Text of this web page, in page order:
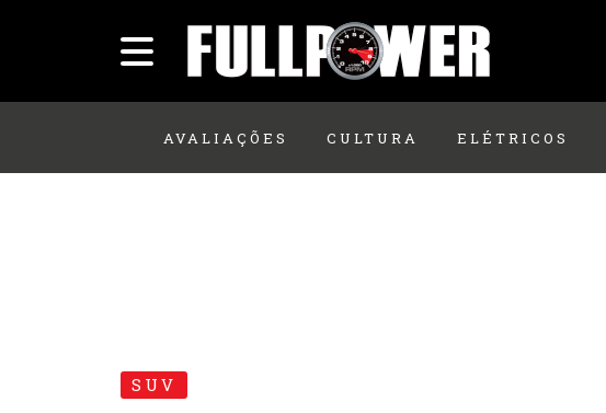
AVALIAÇÕES CULTURA ELÉTRICOS
SUV